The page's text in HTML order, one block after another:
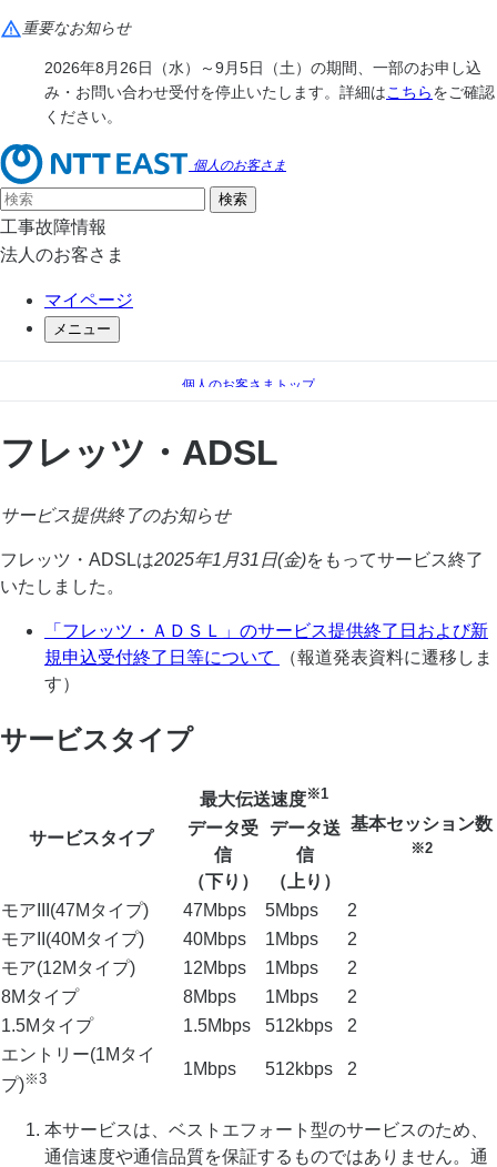
重要なお知らせ
2026年8月26日（水）～9月5日（土）の期間、一部のお申し込
み・お問い合わせ受付を停止いたします。詳細はこちらをご確認
ください。
個人のお客さま
工事故障情報
法人のお客さま
マイページ
メニュー
個人のお客さまトップ
フレッツ・ADSL
フレッツ・ADSL
サービス提供終了のお知らせ
フレッツ・ADSLは2025年1月31日(金)をもってサービス終了
いたしました。
「フレッツ・ＡＤＳＬ」のサービス提供終了日および新
規申込受付終了日等について
（報道発表資料に遷移しま
す）
サービスタイプ
サービスタイプ
最大伝送速度※1
基本セッション数
※2
データ受
信
（下り）
データ送
信
（上り）
モアIII(47Mタイプ)
47Mbps 5Mbps
2
モアII(40Mタイプ)
40Mbps 1Mbps
2
モア(12Mタイプ)
12Mbps 1Mbps
2
8Mタイプ
8Mbps 1Mbps
2
1.5Mタイプ
1.5Mbps 512kbps
2
エントリー(1Mタイ
プ)※3
1Mbps 512kbps 2
本サービスは、ベストエフォート型のサービスのため、
通信速度や通信品質を保証するものではありません。通